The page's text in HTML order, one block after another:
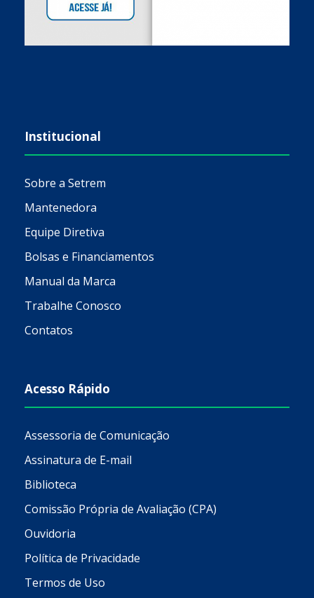
Institucional
Sobre a Setrem
Mantenedora
Equipe Diretiva
Bolsas e Financiamentos
Manual da Marca
Trabalhe Conosco
Contatos
Acesso Rápido
Assessoria de Comunicação
Assinatura de E-mail
Biblioteca
Comissão Própria de Avaliação (CPA)
Ouvidoria
Política de Privacidade
Termos de Uso